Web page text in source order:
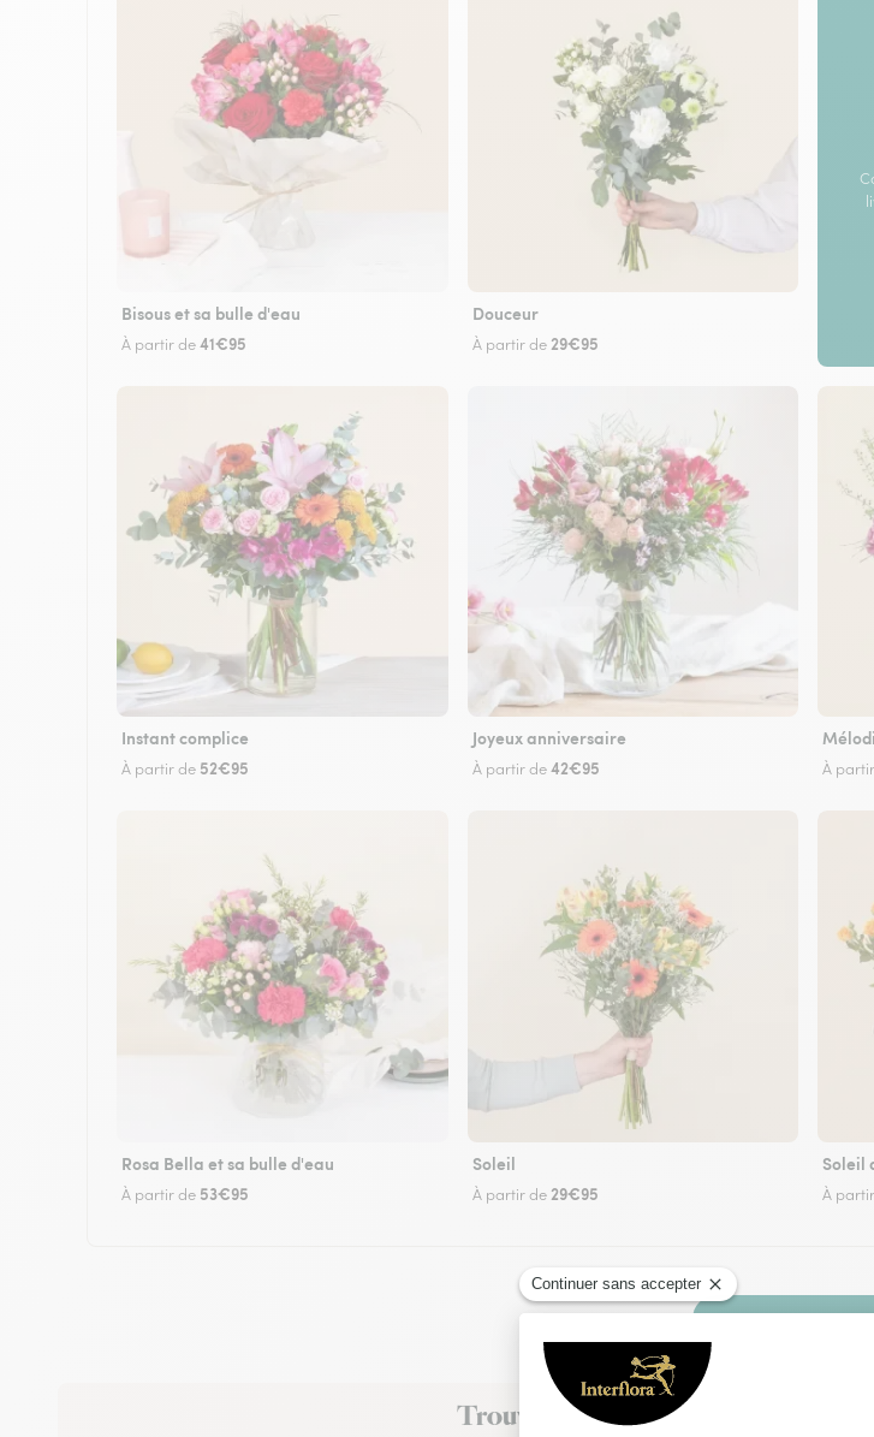
Bisous et sa bulle d'eau
À partir de41€95
Douceur
À partir de 29€95
Instant complice
À partir de 52€95
Joyeux anniversaire
À partir de42€95 À
Rosa Bella et sa bulle d'eau
À partir de 53€95
Soleil
À partir de 29€95
Soleil
À
Faire livrer des
Trouvez un fleuriste Interflora à